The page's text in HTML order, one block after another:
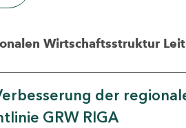
Wirtschaftsstruktur
der
GRW RIGA